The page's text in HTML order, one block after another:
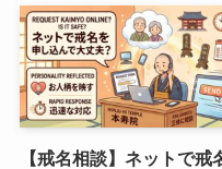
【戒名相談】ネットで戒